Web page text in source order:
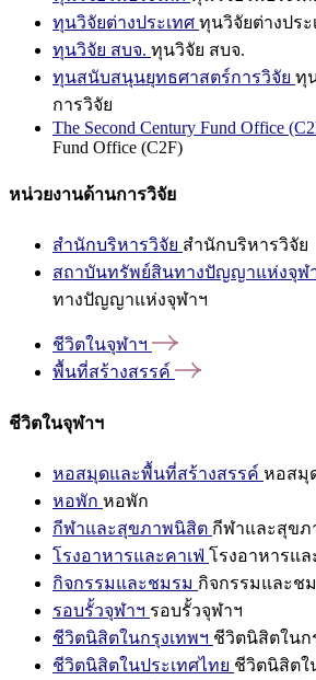
ทุนวิจัยต่างประเทศ ทุนวิจัยต่างประ
ทุนวิจัย สบจ. ทุนวิจัย สบจ.
ทุนสนับสนุนยุทธศาสตร์การวิจัย ทุ
การวิจัย
The Second Century Fund Office
Fund Office (C2F)
หน่วยงานด้านการวิจัย
สำนักบริหารวิจัย สำนักบริหารวิจัย
สถาบันทรัพย์สินทางปัญญาแห่งจุฬ
ทางปัญญาแห่งจุฬาฯ
ชีวิตในจุฬาฯ
พื้นที่สร้างสรรค์
ชีวิตในจุฬาฯ
หอสมุดและพื้นที่สร้างสรรค์ หอสมุ
หอพัก หอพัก
กีฬาและสุขภาพนิสิต กีฬาและสุข
โรงอาหารและคาเฟ่ โรงอาหารแล
กิจกรรมและชมรม กิจกรรมและช
รอบรั้วจุฬาฯ รอบรั้วจุฬาฯ
ชีวิตนิสิตในกรุงเทพฯ ชีวิตนิสิตในก
ชีวิตนิสิตในประเทศไทย ชีวิตนิสิตใ